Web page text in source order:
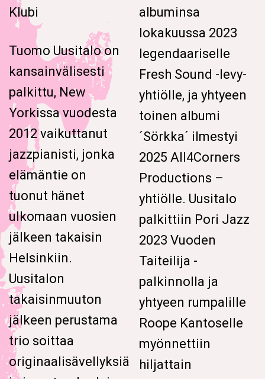
Klubi
Tuomo Uusitalo on
kansainvälisesti
palkittu, New
Yorkissa vuodesta
2012 vaikuttanut
jazzpianisti, jonka
elämäntie on
tuonut hänet
ulkomaan vuosien
jälkeen takaisin
Helsinkiin.
Uusitalon
takaisinmuuton
jälkeen perustama
trio soittaa
originaalisävellyksiä
albuminsa
lokakuussa 2023
legendaariselle
Fresh Sound -levy-
yhtiölle, ja yhtyeen
toinen albumi
´Sörkka´ ilmestyi
2025 All4Corners
Productions –
yhtiölle. Uusitalo
palkittiin Pori Jazz
2023 Vuoden
Taiteilija -
palkinnolla ja
yhtyeen rumpalille
Roope Kantoselle
myönnettiin
hiljattain